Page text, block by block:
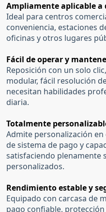
Ampliamente aplicable a
Ideal para centros
conveniencia, estaciones
oficinas y otros lugares
Fácil de operar y
Reposición con un solo
modular, fácil resolución
necesitan habilidades
diaria.
Totalmente
Admite personalización
de sistema de pago y
satisfaciendo plenamente
personalizados.
Rendimiento estable y
Equipado con carcasa de
pago confiable,